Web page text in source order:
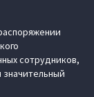
сотрудников,
значительный